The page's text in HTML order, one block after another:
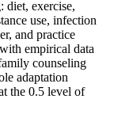
exercise,
use, infection
and practice
empirical data
counseling
adaptation
the 0.5 level of